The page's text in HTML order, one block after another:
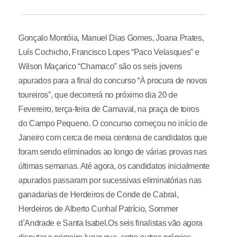
Gonçalo Montóia, Manuel Dias Gomes, Joana Prates,
Luís Cochicho, Francisco Lopes “Paco Velasques” e
Wilson Maçarico “Chamaco” são os seis jovens
apurados para a final do concurso “À procura de novos
toureiros”, que decorrerá no próximo dia 20 de
Fevereiro, terça-feira de Carnaval, na praça de toiros
do Campo Pequeno. O concurso começou no início de
Janeiro com cerca de meia centena de candidatos que
foram sendo eliminados ao longo de várias provas nas
últimas semanas. Até agora, os candidatos inicialmente
apurados passaram por sucessivas eliminatórias nas
ganadarias de Herdeiros de Conde de Cabral,
Herdeiros de Alberto Cunhal Patrício, Sommer
d’Andrade e Santa Isabel.Os seis finalistas vão agora